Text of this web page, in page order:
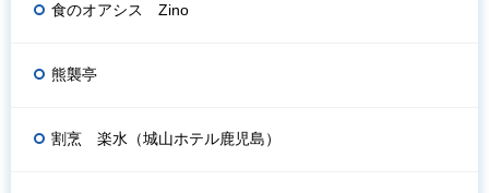
食のオアシス Zino
熊襲亭
割烹 楽水（城山ホテル鹿児島）